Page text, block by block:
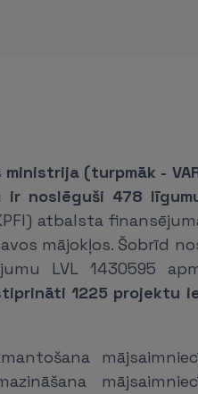
(turpmāk -
noslēguši 478
atbalsta
mājokļos. Šobrīd
LVL 1430595
1225 projektu